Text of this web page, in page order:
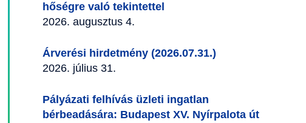
hőségre való tekintettel
2026. augusztus 4.
Árverési hirdetmény (2026.07.31.)
2026. július 31.
Pályázati felhívás üzleti ingatlan
bérbeadására: Budapest XV. Nyírpalota út